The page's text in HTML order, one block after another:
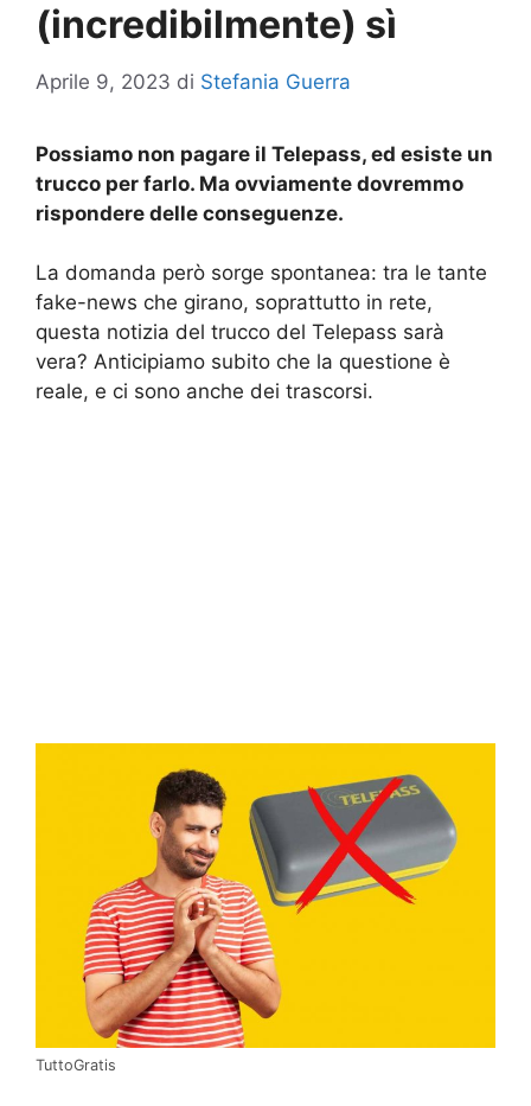
(incredibilmente) sì
Aprile 9, 2023 di Stefania Guerra
Possiamo non pagare il Telepass, ed esiste un
trucco per farlo. Ma ovviamente dovremmo
rispondere delle conseguenze.
La domanda però sorge spontanea: tra le tante
fake-news che girano, soprattutto in rete,
questa notizia del trucco del Telepass sarà
vera? Anticipiamo subito che la questione è
reale, e ci sono anche dei trascorsi.
TuttoGratis